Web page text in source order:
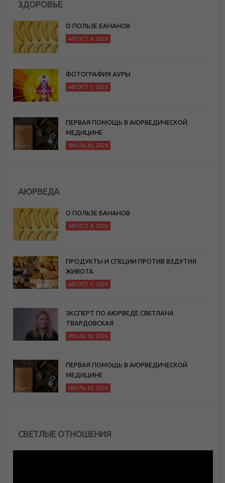
ЗДОРОВЬЕ
О ПОЛЬЗЕ БАНАНОВ
АВГУСТ 4, 2026
ФОТОГРАФИЯ АУРЫ
АВГУСТ 1, 2026
ПЕРВАЯ ПОМОЩЬ В АЮРВЕДИЧЕСКОЙ
МЕДИЦИНЕ
ИЮЛЬ 30, 2026
АЮРВЕДА
О ПОЛЬЗЕ БАНАНОВ
АВГУСТ 4, 2026
ПРОДУКТЫ И СПЕЦИИ ПРОТИВ ВЗДУТИЯ
ЖИВОТА
АВГУСТ 1, 2026
ЭКСПЕРТ ПО АЮРВЕДЕ СВЕТЛАНА
ТВАРДОВСКАЯ
ИЮЛЬ 30, 2026
ПЕРВАЯ ПОМОЩЬ В АЮРВЕДИЧЕСКОЙ
МЕДИЦИНЕ
ИЮЛЬ 30, 2026
СВЕТЛЫЕ ОТНОШЕНИЯ